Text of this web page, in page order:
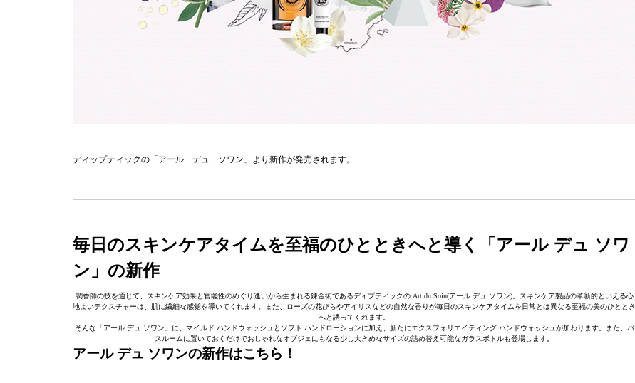
ディップティックの「アール デュ ソワン」より新作が発売されます。
毎日のスキンケアタイムを至福のひとときへと導く「アール デュ ソワ
ン」の新作
調香師の技を通じて、スキンケア効果と官能性のめぐり逢いから生まれる錬金術であるディプティックの Art du Soin(アール デュ ソワン)。スキンケア製品の革新的といえる心
地よいテクスチャーは、肌に繊細な感覚を導いてくれます。また、ローズの花びらやアイリスなどの自然な香りが毎日のスキンケアタイムを日常とは異なる至福の美のひととき
へと誘ってくれます。
そんな「アール デュ ソワン」に、マイルド ハンドウォッシュとソフト ハンドローションに加え、新たにエクスフォリエイティング ハンドウォッシュが加わります。また、バ
スルームに置いておくだけでおしゃれなオブジェにもなる少し大きめなサイズの詰め替え可能なガラスボトルも登場します。
アール デュ ソワンの新作はこちら！